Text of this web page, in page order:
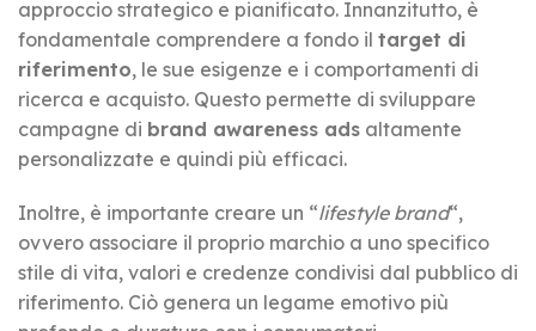
approccio strategico e pianificato. Innanzitutto, è
fondamentale comprendere a fondo il target di
riferimento, le sue esigenze e i comportamenti di
ricerca e acquisto. Questo permette di sviluppare
campagne di brand awareness ads altamente
personalizzate e quindi più efficaci.
Inoltre, è importante creare un “lifestyle brand“,
ovvero associare il proprio marchio a uno specifico
stile di vita, valori e credenze condivisi dal pubblico di
riferimento. Ciò genera un legame emotivo più